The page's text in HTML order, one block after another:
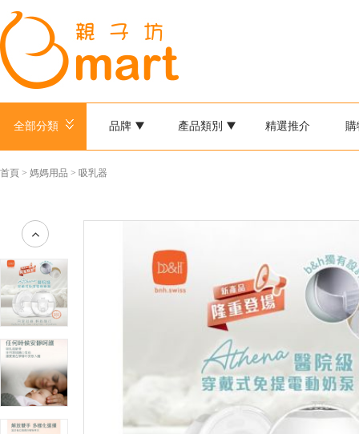
全部分類 品牌 產品類別 精選推介 購
首頁 > 媽媽用品 > 吸乳器